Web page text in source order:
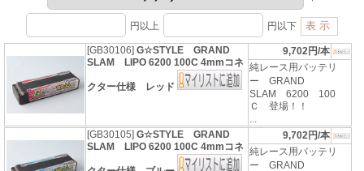
円以上 円以下
[GB30106]G☆STYLE GRAND
SLAM LIPO 6200 100C 4mmコネ
クター仕様 レッド
9,702円/本
純レース用バッテリ
ー GRAND
SLAM 6200 100
Ｃ 登場！！
...
[GB30105]G☆STYLE GRAND
SLAM LIPO 6200 100C 4mmコネ
9,702円/本
純レース用バッテリ
ー GRAND